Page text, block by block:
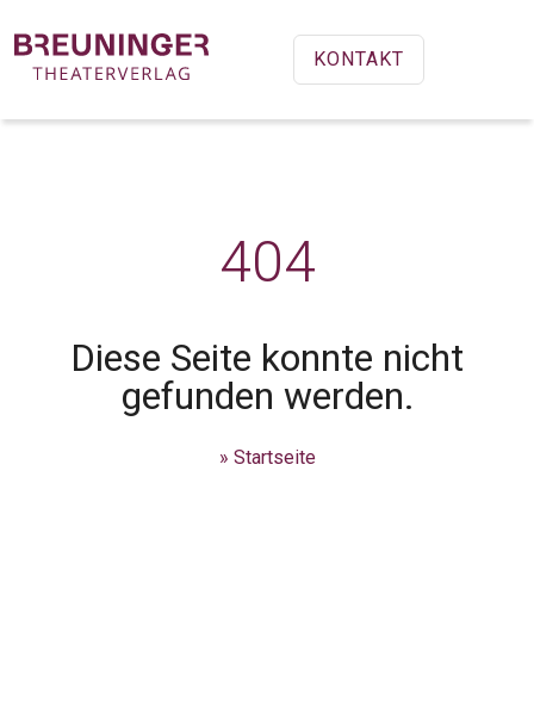
KONTAKT
404
Diese Seite konnte nicht
gefunden werden.
» Startseite